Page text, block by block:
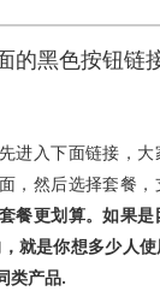
的黑色按钮链
进入下面链接，
，然后选择套餐
餐更划算。如果
就是你想多少人
类产品.